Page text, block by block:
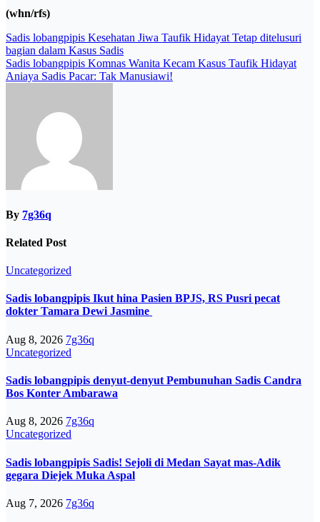
(whn/rfs)
Post
navigation
Sadis lobangpipis Kesehatan Jiwa Taufik Hidayat Tetap ditelusuri
bagian dalam Kasus Sadis
Sadis lobangpipis Komnas Wanita Kecam Kasus Taufik Hidayat
Aniaya Sadis Pacar: Tak Manusiawi!
By 7g36q
Related Post
Uncategorized
Sadis lobangpipis Ikut hina Pasien BPJS, RS Pusri pecat
dokter Tamara Dewi Jasmine
Aug 8, 2026 7g36q
Uncategorized
Sadis lobangpipis denyut-denyut Pembunuhan Sadis Candra
Bos Konter Ambarawa
Aug 8, 2026 7g36q
Uncategorized
Sadis lobangpipis Sadis! Sejoli di Medan Sayat mas-Adik
gegara Diejek Muka Aspal
Aug 7, 2026 7g36q